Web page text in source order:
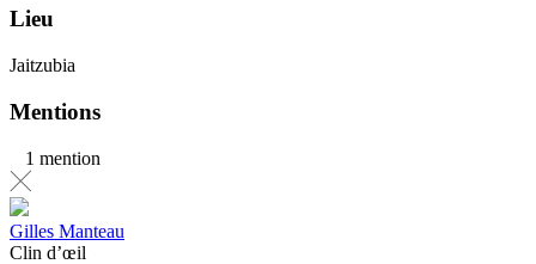
Lieu
Jaitzubia
Mentions
1 mention
Gilles Manteau
Clin d’œil